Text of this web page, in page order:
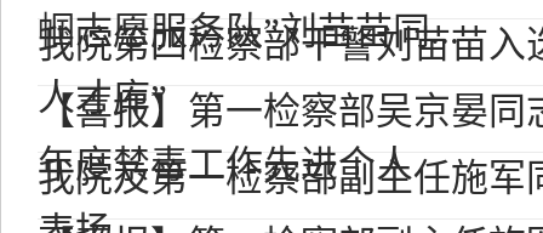
帼志愿服务队”刘苗苗同...
我院第四检察部干警刘苗苗入
人才库”
【喜报】第一检察部吴京晏同
年度禁毒工作先进个人
我院及第一检察部副主任施军